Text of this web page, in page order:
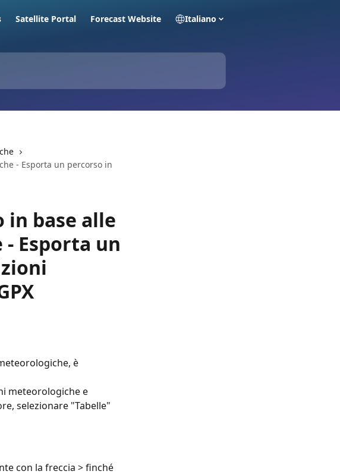
Satellite Portal Forecast Website Italiano
- Esporta un percorso in
in base alle
Esporta un
è
meteorologiche e
selezionare "Tabelle"
con la freccia > finché